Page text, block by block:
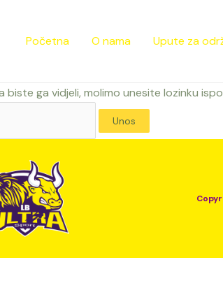
Početna O nama Upute za
biste ga vidjeli, molimo unesite lozinku